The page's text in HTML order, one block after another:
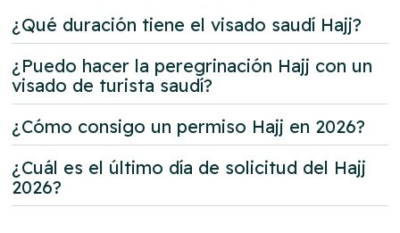
¿Qué duración tiene el visado saudí Hajj?
¿Puedo hacer la peregrinación Hajj con un
visado de turista saudí?
¿Cómo consigo un permiso Hajj en 2026?
¿Cuál es el último día de solicitud del Hajj
2026?